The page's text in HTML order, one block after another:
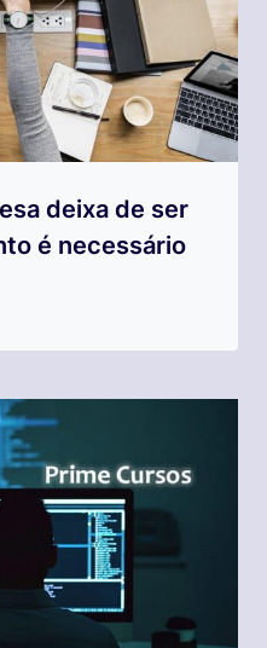
deixa de ser
é necessário